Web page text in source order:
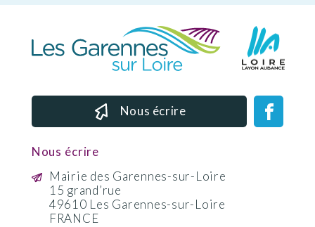
Nous écrire
Nous écrire
Mairie des Garennes-sur-Loire
15 grand’rue
49610 Les Garennes-sur-Loire
FRANCE